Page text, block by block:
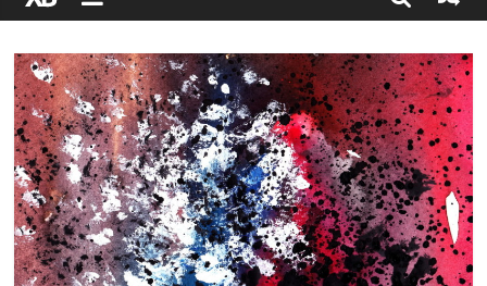
здорового питания